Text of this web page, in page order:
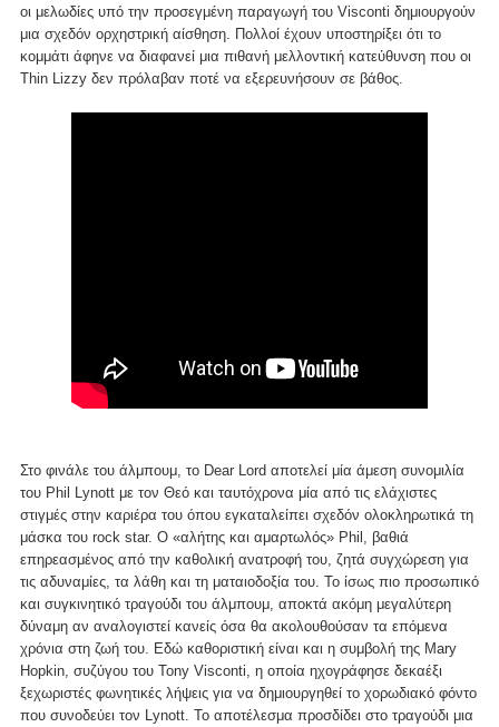
οι μελωδίες υπό την προσεγμένη παραγωγή του Visconti δημιουργούν
μια σχεδόν ορχηστρική αίσθηση. Πολλοί έχουν υποστηρίξει ότι το
κομμάτι άφηνε να διαφανεί μια πιθανή μελλοντική κατεύθυνση που οι
Thin Lizzy δεν πρόλαβαν ποτέ να εξερευνήσουν σε βάθος.
Στο φινάλε του άλμπουμ, το Dear Lord αποτελεί μία άμεση συνομιλία
του Phil Lynott με τον Θεό και ταυτόχρονα μία από τις ελάχιστες
στιγμές στην καριέρα του όπου εγκαταλείπει σχεδόν ολοκληρωτικά τη
μάσκα του rock star. Ο «αλήτης και αμαρτωλός» Phil, βαθιά
επηρεασμένος από την καθολική ανατροφή του, ζητά συγχώρεση για
τις αδυναμίες, τα λάθη και τη ματαιοδοξία του. Το ίσως πιο προσωπικό
και συγκινητικό τραγούδι του άλμπουμ, αποκτά ακόμη μεγαλύτερη
δύναμη αν αναλογιστεί κανείς όσα θα ακολουθούσαν τα επόμενα
χρόνια στη ζωή του. Εδώ καθοριστική είναι και η συμβολή της Mary
Hopkin, συζύγου του Tony Visconti, η οποία ηχογράφησε δεκαέξι
ξεχωριστές φωνητικές λήψεις για να δημιουργηθεί το χορωδιακό φόντο
που συνοδεύει τον Lynott. Το αποτέλεσμα προσδίδει στο τραγούδι μια